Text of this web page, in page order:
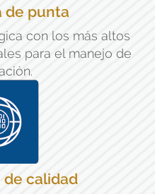
de punta
con los más altos
para el manejo de
calidad